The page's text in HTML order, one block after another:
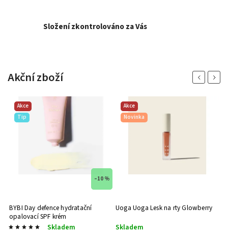
Složení zkontrolováno za Vás
Akční zboží Previous
Akce
Tip
–10 %
BYBI Day defence hydratační
opalovací SPF krém
Skladem
Akce
Novinka
Uoga Uoga Lesk na rty Glowberry
Skladem
Next